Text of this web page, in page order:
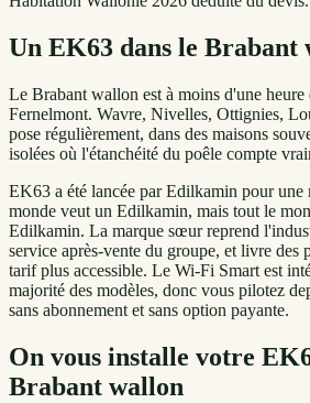
Un EK63 dans le Brabant
Le Brabant wallon est à moins d'une heure
Fernelmont. Wavre, Nivelles, Ottignies,
pose régulièrement, dans des maisons
isolées où l'étanchéité du poêle compte
EK63 a été lancée par Edilkamin pour une
monde veut un Edilkamin, mais tout le
Edilkamin. La marque sœur reprend
service après-vente du groupe, et livre des
tarif plus accessible. Le Wi-Fi Smart est
majorité des modèles, donc vous pilotez
sans abonnement et sans option payante.
On vous installe votre
Brabant wallon